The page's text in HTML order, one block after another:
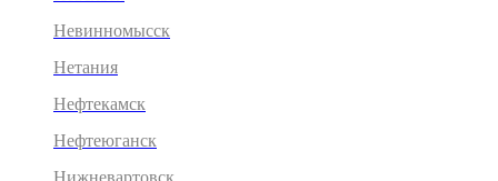
Невинномысск
Нетания
Нефтекамск
Нефтеюганск